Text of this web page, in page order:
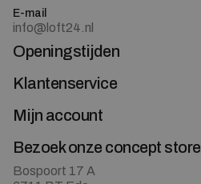
E-mail
info@loft24.nl
Openingstijden
Klantenservice
Mijn account
Bezoek onze concept store
Bospoort 17 A